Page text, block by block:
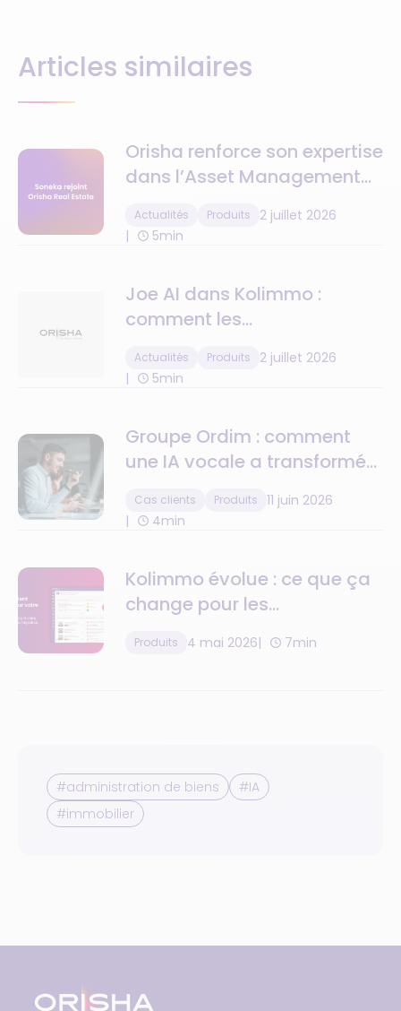
Articles similaires
Orisha renforce son expertise
dans l’Asset Management
Actualités Produits
2 juillet 2026
5min
Joe AI dans Kolimmo :
comment les
ratent plus aucun appel
Actualités Produits
2 juillet 2026
5min
Groupe Ordim : comment
une IA vocale a transformé
agences immobilières
Cas clients Produits
11 juin 2026
4min
Kolimmo évolue : ce que ça
change pour les
Produits 4 mai 2026 7min
#administration de biens
#IA
#immobilier